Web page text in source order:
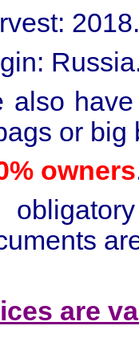
also
or big
owners
are